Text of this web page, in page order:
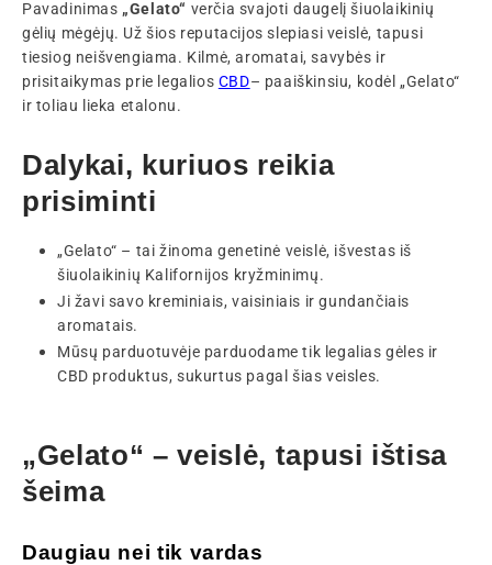
Pavadinimas „Gelato“ verčia svajoti daugelį šiuolaikinių
gėlių mėgėjų. Už šios reputacijos slepiasi veislė, tapusi
tiesiog neišvengiama. Kilmė, aromatai, savybės ir
prisitaikymas prie legalios CBD– paaiškinsiu, kodėl „Gelato“
ir toliau lieka etalonu.
Dalykai, kuriuos reikia
prisiminti
„Gelato“ – tai žinoma genetinė veislė, išvestas iš
šiuolaikinių Kalifornijos kryžminimų.
Ji žavi savo kreminiais, vaisiniais ir gundančiais
aromatais.
Mūsų parduotuvėje parduodame tik legalias gėles ir
CBD produktus, sukurtus pagal šias veisles.
„Gelato“ – veislė, tapusi ištisa
šeima
Daugiau nei tik vardas